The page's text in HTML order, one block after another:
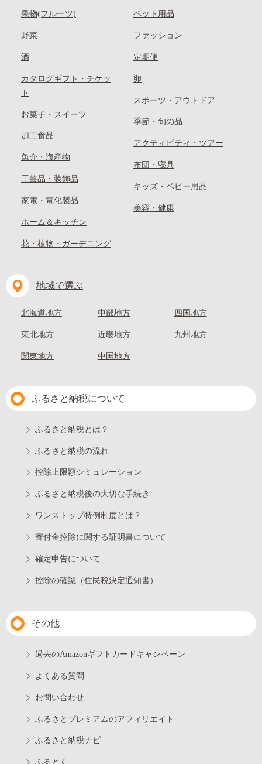
果物(フルーツ)
野菜
酒
カタログギフト・チケッ
ト
お菓子・スイーツ
加工食品
魚介・海産物
工芸品・装飾品
家電・電化製品
ホーム＆キッチン
花・植物・ガーデニング
ペット用品
ファッション
定期便
卵
スポーツ・アウトドア
季節・旬の品
アクティビティ・ツアー
布団・寝具
キッズ・ベビー用品
美容・健康
地域で選ぶ
北海道地方
東北地方
関東地方
中部地方
近畿地方
中国地方
四国地方
九州地方
ふるさと納税について
ふるさと納税とは？
ふるさと納税の流れ
控除上限額シミュレーション
ふるさと納税後の大切な手続き
ワンストップ特例制度とは？
寄付金控除に関する証明書について
確定申告について
控除の確認（住民税決定通知書）
その他
過去のAmazonギフトカードキャンペーン
よくある質問
お問い合わせ
ふるさとプレミアムのアフィリエイト
ふるさと納税ナビ
ふるとく